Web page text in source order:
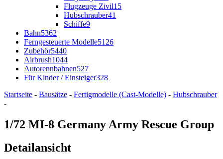
Flugzeuge Zivil15
Hubschrauber41
Schiffe9
Bahn5362
Ferngesteuerte Modelle5126
Zubehör5440
Airbrush1044
Autorennbahnen527
Für Kinder / Einsteiger328
Startseite - Bausätze - Fertigmodelle (Cast-Modelle) - Hubschrauber
-
1/72 MI-8 Germany Army Rescue Group
Detailansicht